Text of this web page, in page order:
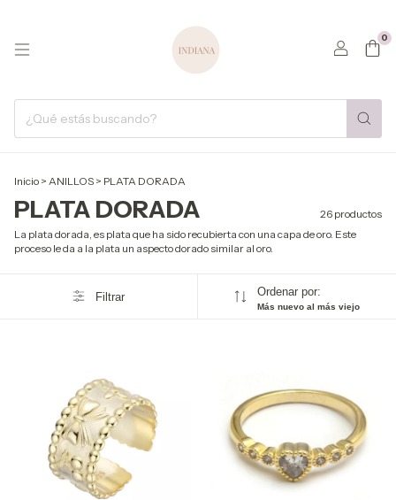
0
Inicio > ANILLOS > PLATA DORADA
PLATA DORADA
26 productos
La plata dorada, es plata que ha sido recubierta con una capa de oro. Este
proceso le da a la plata un aspecto dorado similar al oro.
Filtrar Ordenar por:
Más nuevo al más viejo